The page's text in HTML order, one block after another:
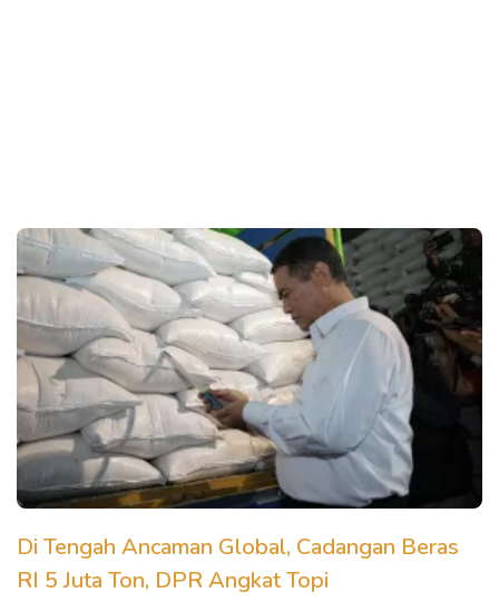
SiapBaca
–
Info
Siap
Untuk
Dibaca
Di Tengah Ancaman Global, Cadangan Beras
RI 5 Juta Ton, DPR Angkat Topi